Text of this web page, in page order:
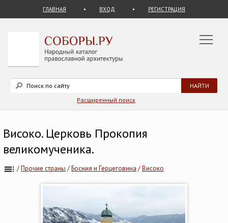
ГЛАВНАЯ ВХОД РЕГИСТРАЦИЯ
Расширенный поиск
Високо. Церковь Прокопия
великомученика.
/Прочие страны /Босния и Герцеговина /Високо